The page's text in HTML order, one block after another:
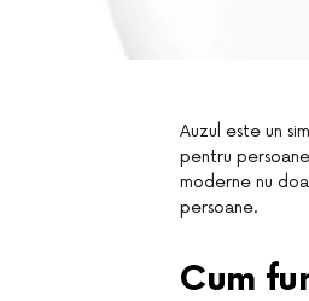
Auzul este un
pentru
moderne nu
persoane.
Cum